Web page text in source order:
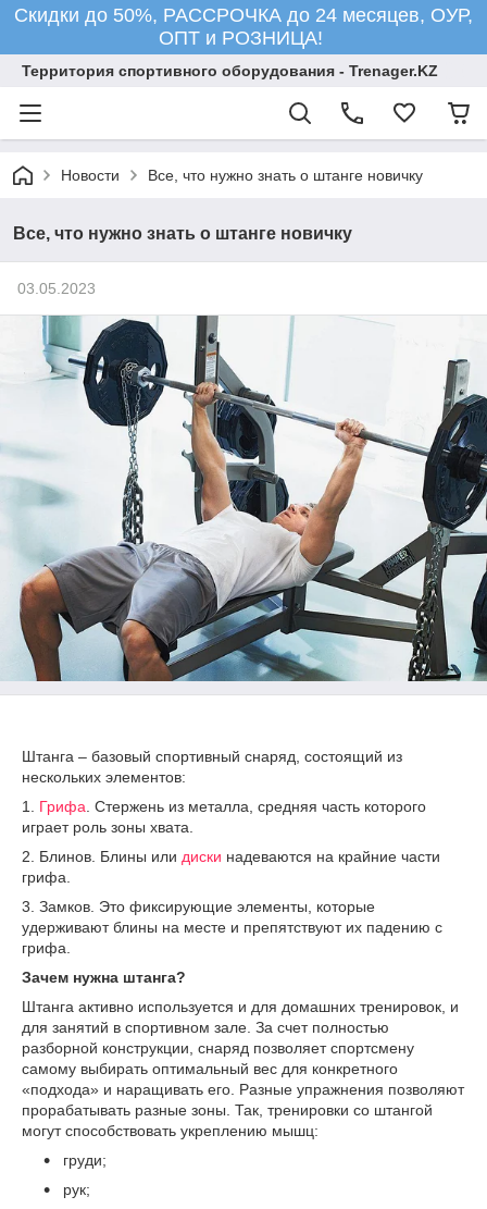
Скидки до 50%, РАССРОЧКА до 24 месяцев, ОУР,
ОПТ и РОЗНИЦА!
Территория спортивного оборудования - Trenager.KZ
Новости Все, что нужно знать о штанге новичку
Все, что нужно знать о штанге новичку
03.05.2023
Штанга – базовый спортивный снаряд, состоящий из
нескольких элементов:
1. Грифа . Стержень из металла, средняя часть которого
играет роль зоны хвата.
2. Блинов. Блины или диски надеваются на крайние части
грифа.
3. Замков. Это фиксирующие элементы, которые
удерживают блины на месте и препятствуют их падению с
грифа.
Зачем нужна штанга?
Штанга активно используется и для домашних тренировок, и
для занятий в спортивном зале. За счет полностью
разборной конструкции, снаряд позволяет спортсмену
самому выбирать оптимальный вес для конкретного
«подхода» и наращивать его. Разные упражнения позволяют
прорабатывать разные зоны. Так, тренировки со штангой
могут способствовать укреплению мышц:
груди;
рук;